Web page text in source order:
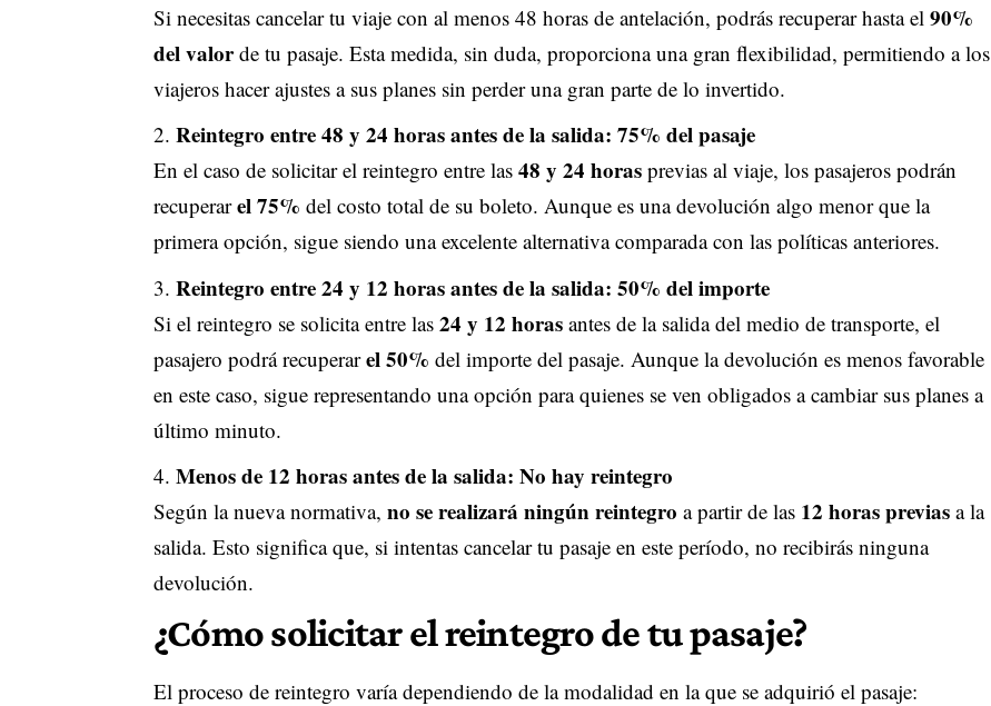
Si necesitas cancelar tu viaje con al menos 48 horas de antelación, podrás recuperar hasta el 90%
del valorde tu pasaje. Esta medida, sin duda, proporciona una gran flexibilidad, permitiendo a los
viajeros hacer ajustes a sus planes sin perder una gran parte de lo invertido.
Reintegro entre 48 y 24 horas antes de la salida: 75% del pasaje
En el caso de solicitar el reintegro entre las 48 y 24 horasprevias al viaje, los pasajeros podrán
recuperarel 75% del costo total de su boleto. Aunque es una devolución algo menor que la
primera opción, sigue siendo una excelente alternativa comparada con las políticas anteriores.
Reintegro entre 24 y 12 horas antes de la salida: 50% del importe
Si el reintegro se solicita entre las 24 y 12 horasantes de la salida del medio de transporte, el
pasajero podrá recuperarel 50% del importe del pasaje. Aunque la devolución es menos favorable
en este caso, sigue representando una opción para quienes se ven obligados a cambiar sus planes a
último minuto.
Menos de 12 horas antes de la salida: No hay reintegro
Según la nueva normativa, no se realizará ningún reintegro a partir de las 12 horas previasa la
salida. Esto significa que, si intentas cancelar tu pasaje en este período, no recibirás ninguna
devolución.
¿Cómo solicitar el reintegro de tu pasaje?
El proceso de reintegro varía dependiendo de la modalidad en la que se adquirió el pasaje: